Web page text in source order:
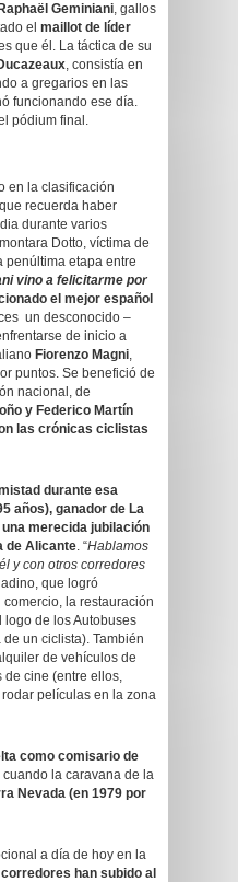
Geminiani, gallos
el maillot de líder
que él. La táctica de su
, consistía en
a gregarios en las
funcionando ese día.
pódium final.
en la clasificación
recuerda haber
durante varios
Dotto, víctima de
penúltima etapa entre
vino a felicitarme por
el mejor español
un desconocido –
de inicio a
Fiorenzo Magni,
puntos. Se benefició de
nacional, de
y Federico Martín
las crónicas ciclistas
durante esa
años), ganador de La
merecida jubilación
de Alicante. “Hablamos
y con otros corredores
que logró
la restauración
logo de los Autobuses
un ciclista). También
de vehículos de
de cine (entre ellos,
películas en la zona
como comisario de
la caravana de la
Nevada (en 1979 por
a día de hoy en la
han subido al